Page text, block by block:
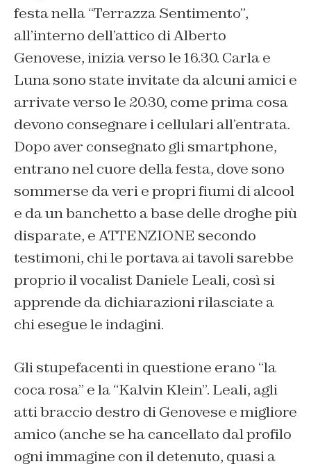
festa nella “Terrazza Sentimento”,
all’interno dell’attico di Alberto
Genovese, inizia verso le16.30. Carlae
Lunasono state invitate da alcuni amici e
arrivateverso le 20.30, come prima cosa
devono consegnare i cellulari all’entrata.
Dopo aver consegnato gli smartphone,
entrano nel cuore della festa, dove sono
sommerse da veri e propri fiumi di alcool
e da un banchetto a base delle droghe più
disparate, e ATTENZIONE secondo
testimoni, chi le portavaai tavolisarebbe
proprio il vocalist Daniele Leali, così si
apprende da dichiarazioni rilasciate a
chi esegue le indagini.
Gli stupefacenti in questione erano “la
coca rosa” e la “Kalvin Klein”. Leali, agli
atti braccio destro di Genovese e migliore
amico (anche se ha cancellato dal profilo
ogni immagine con il detenuto, quasi a